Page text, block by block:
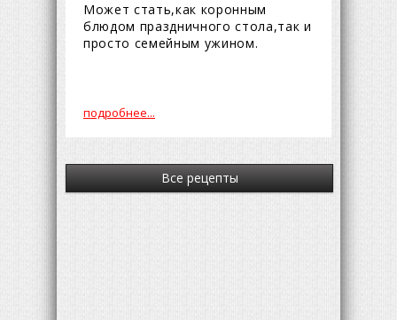
Может стать,как коронным
блюдом праздничного стола,так и
просто семейным ужином.
подробнее...
Все рецепты